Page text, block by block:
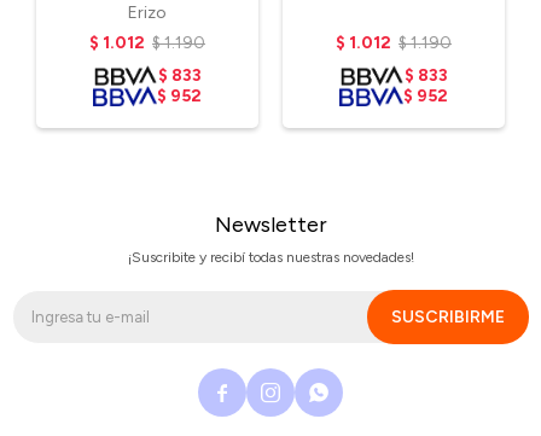
Erizo
$ 1.012 $1.190
$ 833
$ 952
$ 1.012 $1.190
$ 833
$ 952
Newsletter
¡Suscribite y recibí todas nuestras novedades!
SUSCRIBIRME
  